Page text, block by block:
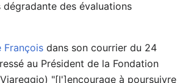
des évaluations
François dans son courrier du 24
au Président de la Fondation
"[l']encourage à poursuivre